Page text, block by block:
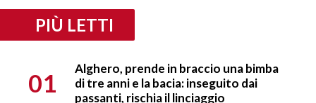
PIÙ LETTI
01
Alghero, prende in braccio una bimba
di tre anni e la bacia: inseguito dai
passanti, rischia il linciaggio